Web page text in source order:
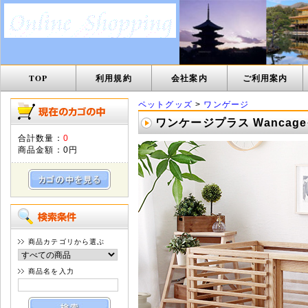
TOP 利用規約 会社案内 ご利用案内
合計数量： 0
商品金額： 0円
商品カテゴリから選ぶ
商品名を入力
ペットグッズ > ワンゲージ
ワンケージプラス